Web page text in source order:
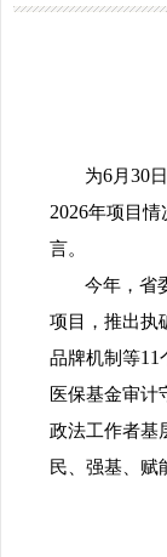
为6月 30
2026年项目情
言。
今年，省
项目，推出执
品牌机制等11
医保基金审计
政法工作者基
民、强基、赋